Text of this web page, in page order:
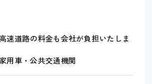
速道路の料金も会社が負担いたしま
用車・公共交通機関